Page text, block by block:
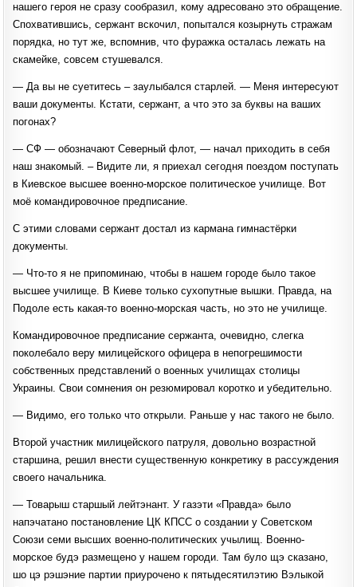
нашего героя не сразу сообразил, кому адресовано это обращение.
Спохватившись, сержант вскочил, попытался козырнуть стражам
порядка, но тут же, вспомнив, что фуражка осталась лежать на
скамейке, совсем стушевался.
— Да вы не суетитесь – заулыбался старлей. — Меня интересуют
ваши документы. Кстати, сержант, а что это за буквы на ваших
погонах?
— СФ — обозначают Северный флот, — начал приходить в себя
наш знакомый. – Видите ли, я приехал сегодня поездом поступать
в Киевское высшее военно-морское политическое училище. Вот
моё командировочное предписание.
С этими словами сержант достал из кармана гимнастёрки
документы.
— Что-то я не припоминаю, чтобы в нашем городе было такое
высшее училище. В Киеве только сухопутные вышки. Правда, на
Подоле есть какая-то военно-морская часть, но это не училище.
Командировочное предписание сержанта, очевидно, слегка
поколебало веру милицейского офицера в непогрешимости
собственных представлений о военных училищах столицы
Украины. Свои сомнения он резюмировал коротко и убедительно.
— Видимо, его только что открыли. Раньше у нас такого не было.
Второй участник милицейского патруля, довольно возрастной
старшина, решил внести существенную конкретику в рассуждения
своего начальника.
— Товарыш старшый лейтэнант. У газэти «Правда» было
напэчатано постановление ЦК КПСС о создании у Советском
Союзи семи высших военно-политических учылищ. Военно-
морское будэ размещено у нашем городи. Там було щэ сказано,
шо цэ рэшэние партии приурочено к пятыдесятилэтию Вэлыкой